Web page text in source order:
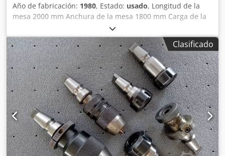
Año de fabricación: 1980, Estado: usado, Longitud de la
mesa 2000 mm Anchura de la mesa 1800 mm Carga de la
mesa 12,5 toneladas Potencia total necesaria 10 kW Peso
de la máquina aprox. 7,5 toneladas Espacio necesario
aprox. m Tamaño de la mesa aprox. 2.000 x 1.800 mm
Carga máxima de la mesa aprox. 12.500 kg Recorrido
longitudinal de la mesa 1.250 mm Altura de la mesa sobre
el suelo 920 mm Avance longitudinal 0,63 - 2.000 mm/min
Avance rotativo en relación a 1000 mm Ø 1 - 3150 mm/min.
Avance rápido longitudinal 2.000 mm/min. Avance rápido
giratorio respecto a 1000 mm Ø 3.150 mm/min. Peso de la
máquina 7.500 kg Dimensiones exteriores LxAn x Al 3.700 x
2.100 x 920 mm Potencia motriz total 10 kW-380 V-50Hz
Accesorios / equipamiento especial "Cubiertas telescópicas
de acero para los carriles-guía " Avance de la mesa
Clasificado